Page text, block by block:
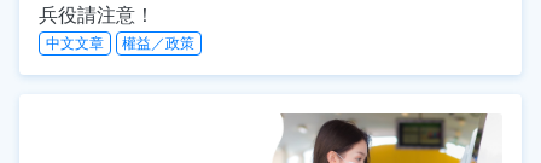
兵役請注意！
中文文章 權益／政策